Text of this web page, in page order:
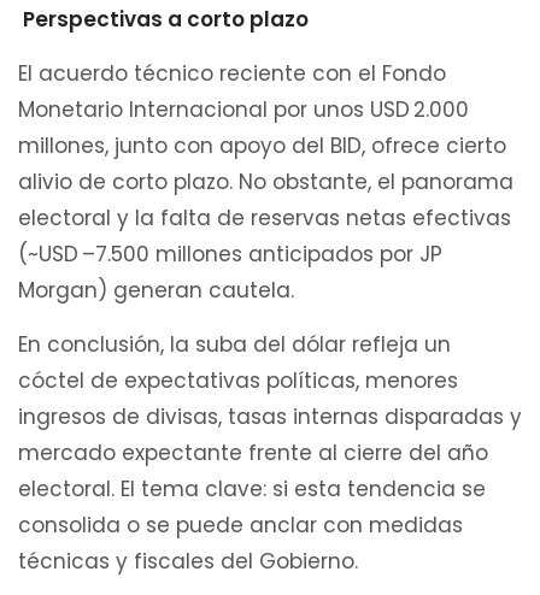
Perspectivas a corto plazo
El acuerdo técnico reciente con el Fondo
Monetario Internacional por unos USD 2.000
millones, junto con apoyo del BID, ofrece cierto
alivio de corto plazo. No obstante, el panorama
electoral y la falta de reservas netas efectivas
(~USD –7.500 millones anticipados por JP
Morgan) generan cautela.
En conclusión, la suba del dólar refleja un
cóctel de expectativas políticas, menores
ingresos de divisas, tasas internas disparadas y
mercado expectante frente al cierre del año
electoral. El tema clave: si esta tendencia se
consolida o se puede anclar con medidas
técnicas y fiscales del Gobierno.